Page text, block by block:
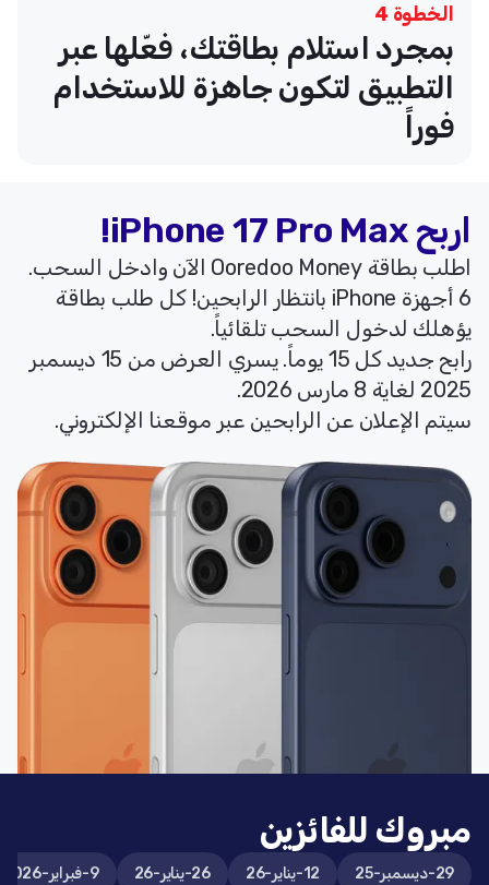
الخطوة 4
بمجرد استلام بطاقتك، فعّلها عبر
التطبيق لتكون جاهزة للاستخدام
فوراً
اربح iPhone 17 Pro Max!
اطلب بطاقة Ooredoo Money الآن وادخل السحب.
6 أجهزة iPhone بانتظار الرابحين! كل طلب بطاقة
يؤهلك لدخول السحب تلقائياً.
رابح جديد كل 15 يوماً. يسري العرض من 15 ديسمبر
2025 لغاية 8 مارس 2026.
سيتم الإعلان عن الرابحين عبر موقعنا الإلكتروني.
مبروك للفائزين
29-ديسمبر-25 12-يناير-26 26-يناير-26 9-فبراير-2026